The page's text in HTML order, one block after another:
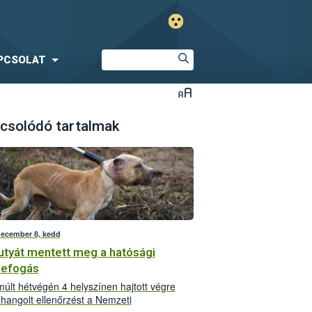
tartalmak
8, kedd
mentett meg a hatósági
hétvégén 4 helyszínen hajtott végre
ellenőrzést a Nemzeti